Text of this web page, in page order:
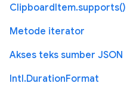
ClipboardItem.supports()
Metode iterator
Akses teks sumber JSON
Intl.DurationFormat